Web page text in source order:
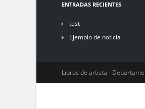
ENTRADAS RECIENTES
test
Ejemplo de noticia
Libros de artista -